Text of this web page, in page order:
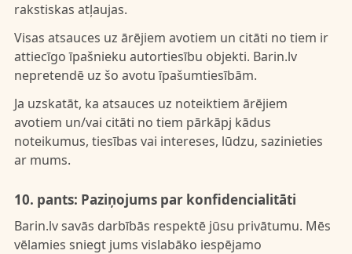
rakstiskas atļaujas.
Visas atsauces uz ārējiem avotiem un citāti no tiem ir
attiecīgo īpašnieku autortiesību objekti. Barin.lv
nepretendē uz šo avotu īpašumtiesībām.
Ja uzskatāt, ka atsauces uz noteiktiem ārējiem
avotiem un/vai citāti no tiem pārkāpj kādus
noteikumus, tiesības vai intereses, lūdzu, sazinieties
ar mums.
10. pants: Paziņojums par konfidencialitāti
Barin.lv savās darbībās respektē jūsu privātumu. Mēs
vēlamies sniegt jums vislabāko iespējamo